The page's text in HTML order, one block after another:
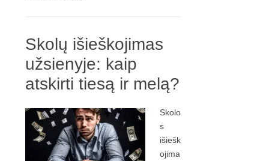
Skolų išieškojimas
užsienyje: kaip
atskirti tiesą ir melą?
Skolo
s
išiešk
ojima